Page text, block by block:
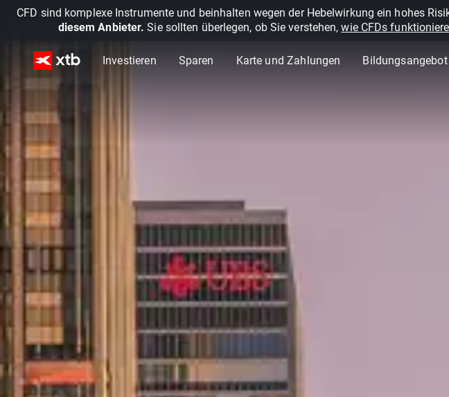
CFD sind komplexe Instrumente und beinhalten wegen der Hebelwirkung ein hohes
diesem Anbieter. Sie sollten überlegen, ob Sie verstehen,wie CFDs
Investieren Sparen Karte und Zahlungen Bildungsangebot